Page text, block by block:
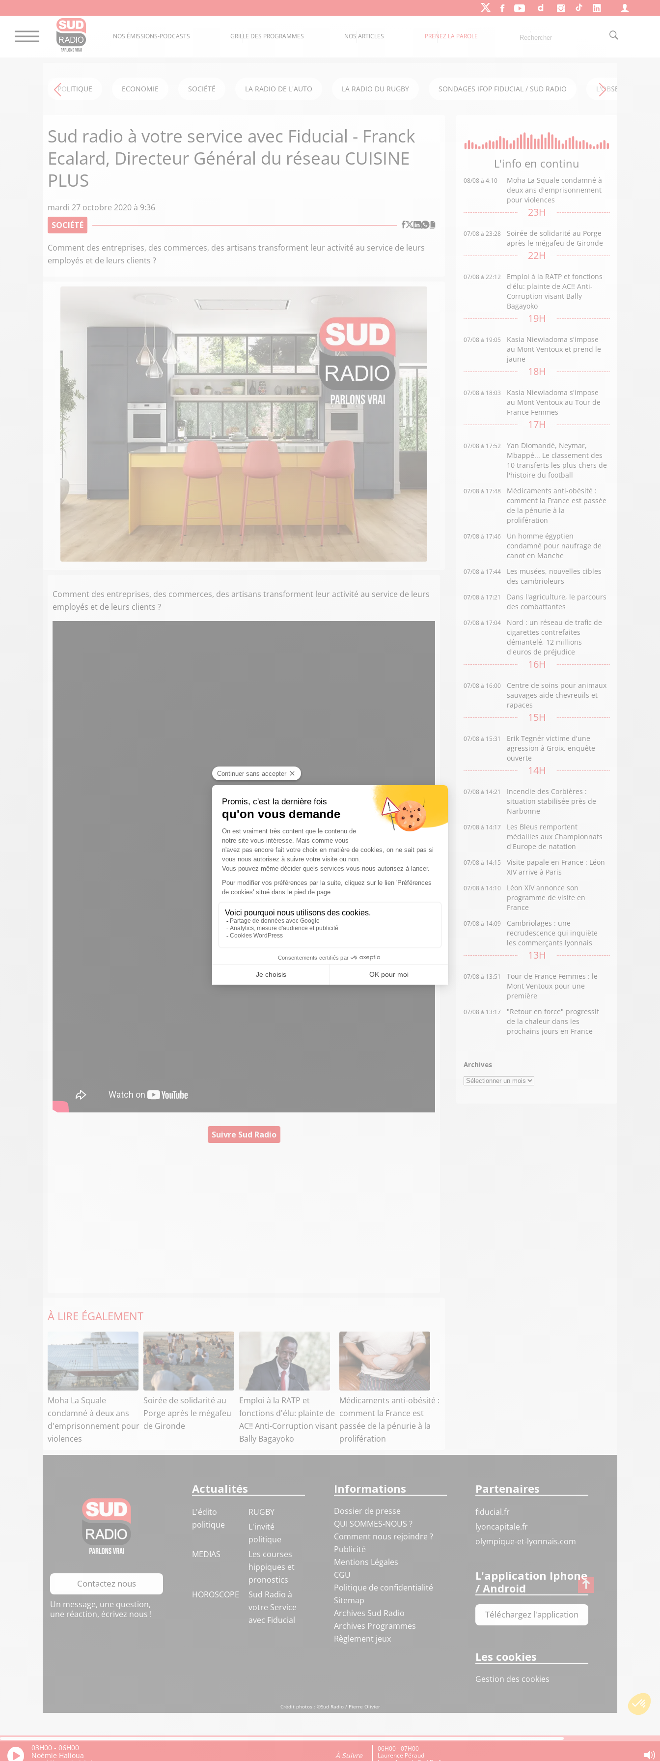
NOS ÉMISSIONS-PODCASTS GRILLE DES PROGRAMMES NOS ARTICLES PRENEZ LA PAROLE
POLITIQUE ECONOMIE SOCIÉTÉ LA RADIO DE L'AUTO LA RADIO DU RUGBY SONDAGES IFOP FIDUCIAL / SUD RADIO L'OBSERVATOIRE
Sud radio à votre service avec Fiducial - Franck
Ecalard, Directeur Général du réseau CUISINE
PLUS
mardi 27 octobre 2020 à 9:36
SOCIÉTÉ
Comment des entreprises, des commerces, des artisans transforment leur activité au service de leurs
employés et de leurs clients ?
Comment des entreprises, des commerces, des artisans transforment leur activité au service de leurs
employés et de leurs clients ?
Suivre Sud Radio
À LIRE ÉGALEMENT
Moha La Squale
condamné à deux ans
d'emprisonnement pour
violences
Soirée de solidarité au
Porge après le mégafeu
de Gironde
Emploi à la RATP et
fonctions d'élu: plainte de
AC!! Anti-Corruption visant
Bally Bagayoko
Médicaments anti-obésité :
comment la France est
passée de la pénurie à la
prolifération
L'info en continu
08/08 à 4:10
Moha La Squale condamné à
deux ans d'emprisonnement
pour violences
23H
07/08 à 23:28
Soirée de solidarité au Porge
après le mégafeu de Gironde
22H
07/08 à 22:12
Emploi à la RATP et fonctions
d'élu: plainte de AC!! Anti-
Corruption visant Bally
Bagayoko
19H
07/08 à 19:05
Kasia Niewiadoma s'impose
au Mont Ventoux et prend le
jaune
18H
07/08 à 18:03
Kasia Niewiadoma s'impose
au Mont Ventoux au Tour de
France Femmes
17H
07/08 à 17:52
Yan Diomandé, Neymar,
Mbappé... Le classement des
10 transferts les plus chers de
l'histoire du football
07/08 à 17:48
Médicaments anti-obésité :
comment la France est passée
de la pénurie à la
prolifération
07/08 à 17:46
Un homme égyptien
condamné pour naufrage de
canot en Manche
07/08 à 17:44
Les musées, nouvelles cibles
des cambrioleurs
07/08 à 17:21
Dans l'agriculture, le parcours
des combattantes
07/08 à 17:04
Nord : un réseau de trafic de
cigarettes contrefaites
démantelé, 12 millions
d'euros de préjudice
16H
07/08 à 16:00
Centre de soins pour animaux
sauvages aide chevreuils et
rapaces
15H
07/08 à 15:31
Erik Tegnér victime d'une
agression à Groix, enquête
ouverte
14H
07/08 à 14:21
Incendie des Corbières :
situation stabilisée près de
Narbonne
07/08 à 14:17
Les Bleus remportent
médailles aux Championnats
d'Europe de natation
07/08 à 14:15
Visite papale en France : Léon
XIV arrive à Paris
07/08 à 14:10
Léon XIV annonce son
programme de visite en
France
07/08 à 14:09
Cambriolages : une
recrudescence qui inquiète
les commerçants lyonnais
13H
07/08 à 13:51
Tour de France Femmes : le
Mont Ventoux pour une
première
07/08 à 13:17
"Retour en force" progressif
de la chaleur dans les
prochains jours en France
Archives
Archives
Contactez nous
Un message, une question,
une réaction, écrivez nous !
Actualités
L'édito
politique
RUGBY
L'invité
politique
MEDIAS
Les courses
hippiques et
pronostics
HOROSCOPE
Sud Radio à
votre Service
avec Fiducial
Informations
Dossier de presse
QUI SOMMES-NOUS ?
Comment nous rejoindre ?
Publicité
Mentions Légales
CGU
Politique de confidentialité
Sitemap
Archives Sud Radio
Archives Programmes
Règlement jeux
Partenaires
fiducial.fr
lyoncapitale.fr
olympique-et-lyonnais.com
L'application Iphone
/ Android
Téléchargez l'application
Les cookies
Gestion des cookies
Crédit photos : ©Sud Radio / Pierre Olivier
03H00 - 06H00
Noémie Halioua
À Suivre
06H00 - 07H00
Laurence Péraud